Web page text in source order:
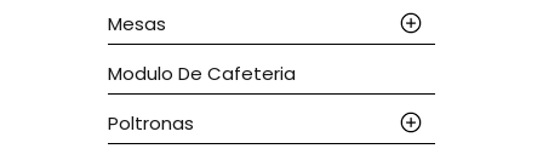
Mesas
Modulo De Cafeteria
Poltronas